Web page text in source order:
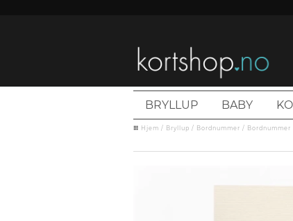
BRYLLUP BABY
Hjem / Bryllup / Bordnummer / Bordnummer